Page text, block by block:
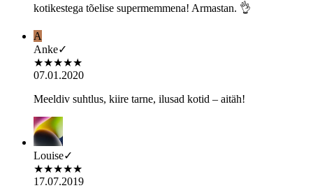
kotikestega tõelise supermemmena! Armastan. 👌
A
Anke✓
★★★★★
07.01.2020
Meeldiv suhtlus, kiire tarne, ilusad kotid – aitäh!
Louise✓
★★★★★
17.07.2019